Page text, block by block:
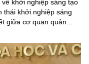
English
khởi nghiệp sáng tạo
thái khởi nghiệp sáng
giữa cơ quan quản...